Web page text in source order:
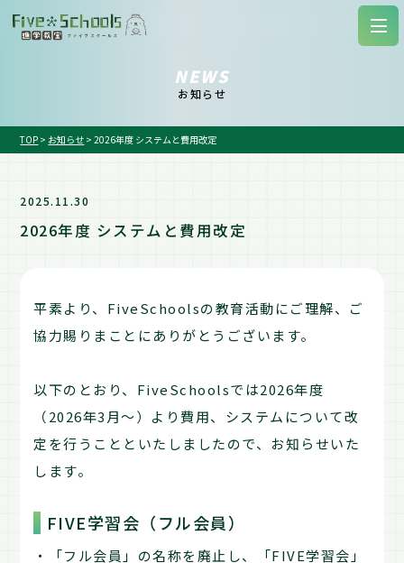
NEWS
お知らせ
TOP > お知らせ >2026年度 システムと費用改定
2025.11.30
2026年度 システムと費用改定
平素より、FiveSchoolsの教育活動にご理解、ご
協力賜りまことにありがとうございます。
以下のとおり、FiveSchoolsでは2026年度
（2026年3月～）より費用、システムについて改
定を行うことといたしましたので、お知らせいた
します。
FIVE学習会（フル会員）
・「フル会員」の名称を廃止し、「FIVE学習会」